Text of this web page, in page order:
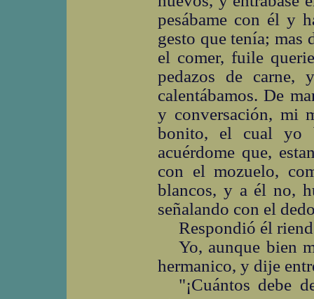
pesábame con él y
gesto que tenía; mas
el comer, fuile
pedazos de
calentábamos. De
y conversación, mi
bonito, el cual yo
acuérdome que,
con el mozuelo,
blancos, y a él no,
señalando con el
Respondió él
Yo, aunque bien
hermanico, y dije
"¡Cuántos debe